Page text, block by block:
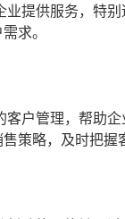
提供服务，特
求。
户管理，帮助
策略，及时把握